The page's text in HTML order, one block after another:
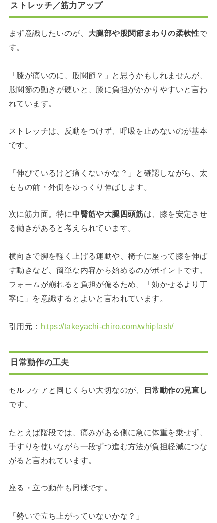
ストレッチ／筋力アップ
まず意識したいのが、 大腿部や股関節まわりの柔軟性で
す。
「膝が痛いのに、股関節？」と思うかもしれませんが、
股関節の動きが硬いと、膝に負担がかかりやすいと言わ
れています。
ストレッチは、反動をつけず、呼吸を止めないのが基本
です。
「伸びているけど痛くないかな？」と確認しながら、太
ももの前・外側をゆっくり伸ばします。
次に筋力面。特に中臀筋や大腿四頭筋は、膝を安定させ
る働きがあると考えられています。
横向きで脚を軽く上げる運動や、椅子に座って膝を伸ば
す動きなど、簡単な内容から始めるのがポイントです。
フォームが崩れると負担が偏るため、「効かせるより丁
寧に」を意識するとよいと言われています。
引用元： https://takeyachi-chiro.com/whiplash/
日常動作の工夫
セルフケアと同じくらい大切なのが、
日常動作の見直し
です。
たとえば階段では、痛みがある側に急に体重を乗せず、
手すりを使いながら一段ずつ進む方法が負担軽減につな
がると言われています。
座る・立つ動作も同様です。
「勢いで立ち上がっていないかな？」